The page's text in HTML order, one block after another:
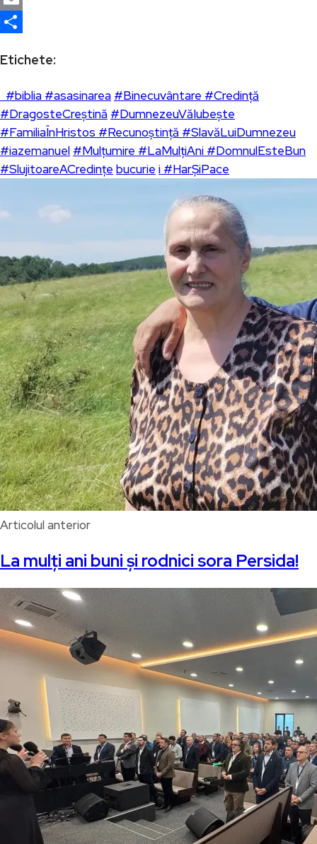
Email
Etichete:
#biblia #asasinarea #Binecuvântare #Credință
#DragosteCreștină #DumnezeuVăIubește
#FamiliaÎnHristos #Recunoștință #SlavăLuiDumnezeu
#iazemanuel #Mulțumire #LaMulțiAni #DomnulEsteBun
#SlujitoareACredințe bucurie i #HarȘiPace
Articolul anterior
La mulți ani buni și rodnici sora Persida!